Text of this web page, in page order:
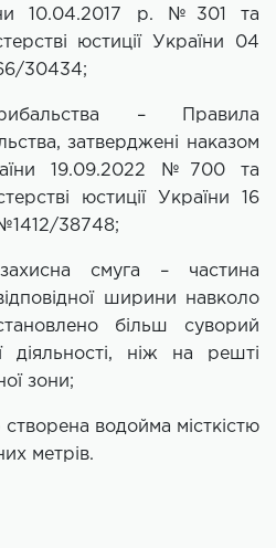
10.04.2017 р. №301 та
юстиції України 04
30434;
– Правила
затверджені наказом
19.09.2022 №700 та
юстиції України 16
38748;
смуга – частина
ширини навколо
більш суворий
діяльності, ніж на решті
зони;
водойма місткістю
метрів.